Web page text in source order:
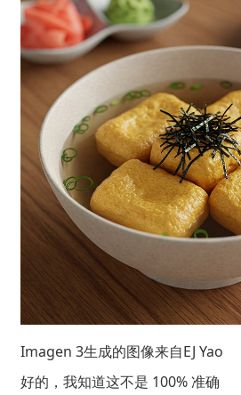
Imagen 3生成的图像来自EJ Yao
好的，我知道这不是 100% 准确